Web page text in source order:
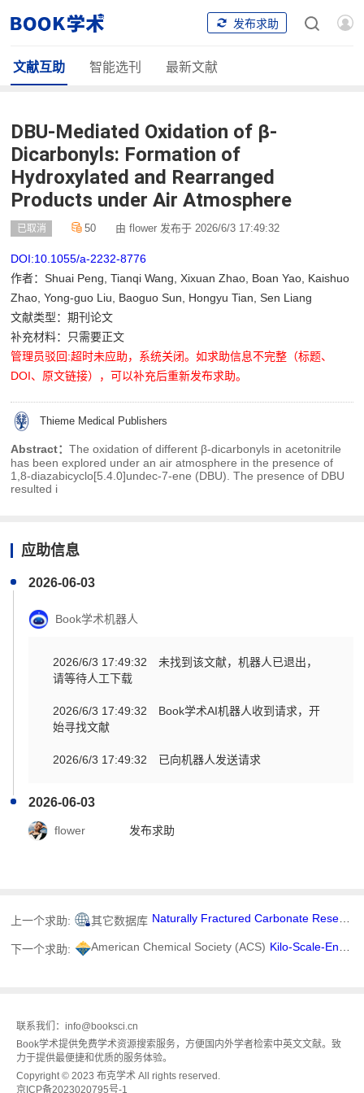
发布求助
文献互助 智能选刊 最新文献
DBU-Mediated Oxidation of β-
Dicarbonyls: Formation of
Hydroxylated and Rearranged
Products under Air Atmosphere
已取消 50 由 flower 发布于 2026/6/3 17:49:32
DOI:10.1055/a-2232-8776
作者：Shuai Peng, Tianqi Wang, Xixuan Zhao, Boan Yao, Kaishuo
Zhao, Yong-guo Liu, Baoguo Sun, Hongyu Tian, Sen Liang
文献类型：期刊论文
补充材料：只需要正文
管理员驳回:超时未应助，系统关闭。如求助信息不完整（标题、
DOI、原文链接），可以补充后重新发布求助。
Thieme Medical Publishers
Abstract：The oxidation of different β-dicarbonyls in acetonitrile
has been explored under an air atmosphere in the presence of
1,8-diazabicyclo[5.4.0]undec-7-ene (DBU). The presence of DBU
resulted i
应助信息
2026-06-03
Book学术机器人
2026/6/3 17:49:32
未找到该文献，机器人已退出，
请等待人工下载
2026/6/3 17:49:32
Book学术AI机器人收到请求，开
始寻找文献
2026/6/3 17:49:32 已向机器人发送请求
2026-06-03
flower 发布求助
上一个求助: 其它数据库 Naturally Fractured Carbonate Reservoir Characterization: A Case Study of a Mature High-Pour Point Oil Field in Hungary
下一个求助: American Chemical Society (ACS) Kilo-Scale-Enabled Route toward PF-07907063, a Type II Brain Penetrant cMET Inhibitor
联系我们：info@booksci.cn
Book学术提供免费学术资源搜索服务，方便国内外学者检索中英文文献。致
力于提供最便捷和优质的服务体验。
Copyright © 2023 布克学术 All rights reserved.
京ICP备2023020795号-1